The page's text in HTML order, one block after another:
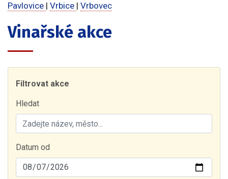
Pavlovice | Vrbice | Vrbovec
Vinařské akce
Filtrovat akce
Hledat
Datum od